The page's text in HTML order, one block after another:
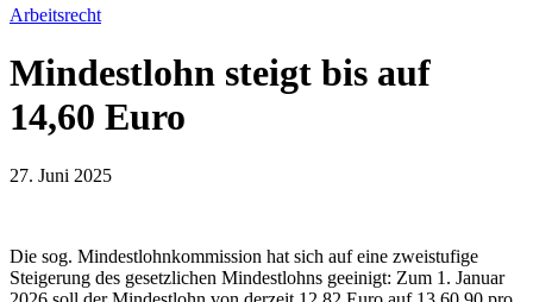
Arbeitsrecht
Mindestlohn steigt bis auf
14,60 Euro
27. Juni 2025
Die sog. Mindestlohnkommission hat sich auf eine zweistufige
Steigerung des gesetzlichen Mindestlohns geeinigt: Zum 1. Januar